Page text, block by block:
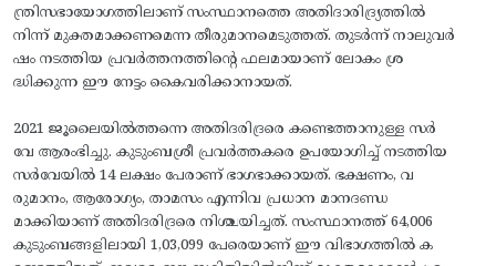
ന്ത്രിസഭായോഗത്തിലാണ് സംസ്ഥാനത്തെ അതിദാരിദ്ര്യത്തിൽ
നിന്ന്‌ മുക്തമാക്കണമെന്ന തീരുമാനമെടുത്തത്. തുടർന്ന്‌ നാലുവർ
ഷം നടത്തിയ പ്രവർത്തനത്തിന്റെ ഫലമായാണ് ലോകം ശ്ര
ദ്ധിക്കുന്ന ഈ നേട്ടം കൈവരിക്കാനായത്.
2021 ജൂലൈയിൽത്തന്നെ അതിദരിദ്രരെ കണ്ടെത്താനുള്ള സർ
വേ ആരംഭിച്ചു. കുടുംബശ്രീ പ്രവർത്തകരെ ഉപയോഗിച്ച് നടത്തിയ
സർവേയിൽ 14 ലക്ഷം പേരാണ് ഭാഗഭാക്കായത്. ഭക്ഷണം, വ
രുമാനം, ആരോഗ്യം, താമസം എന്നിവ പ്രധാന മാനദണ്ഡ
മാക്കിയാണ് അതിദരിദ്രരെ നിശ്ചയിച്ചത്. സംസ്ഥാനത്ത് 64,006
കുടുംബങ്ങളിലായി 1,03,099 പേരെയാണ് ഈ വിഭാഗത്തിൽ ക